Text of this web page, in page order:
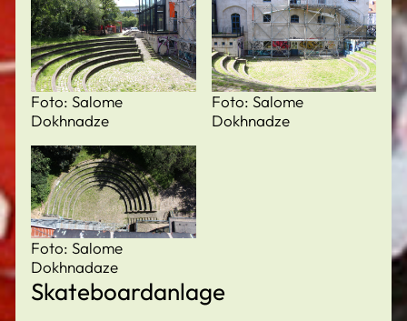
Foto: Salome
Dokhnadze
Foto: Salome
Dokhnadze
Foto: Salome
Dokhnadaze
Skateboardanlage